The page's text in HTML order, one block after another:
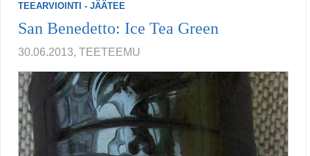
TEEARVIOINTI - JÄÄTEE
San Benedetto: Ice Tea Green
30.06.2013, TEETEEMU